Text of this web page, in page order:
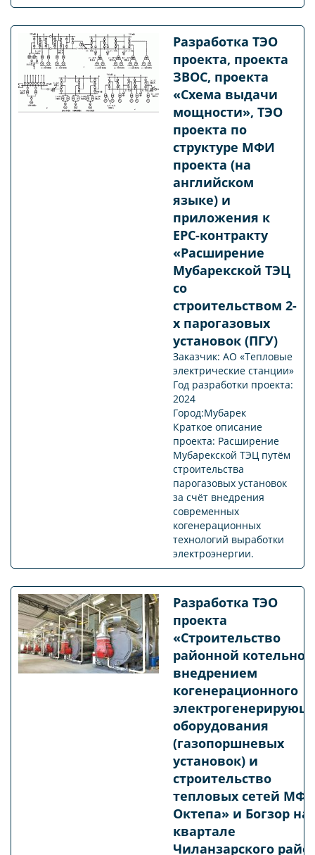
Разработка ТЭО
проекта, проекта
ЗВОС, проекта
«Схема выдачи
мощности», ТЭО
проекта по
структуре МФИ
проекта (на
английском
языке) и
приложения к
ЕPС-контракту
«Расширение
Мубарекской ТЭЦ
со
строительством 2-
х парогазовых
установок (ПГУ)
Заказчик: АО «Тепловые
электрические станции»
Год разработки проекта:
2024
Город:Мубарек
Краткое описание
проекта: Расширение
Мубарекской ТЭЦ путём
строительства
парогазовых установок
за счёт внедрения
современных
когенерационных
технологий выработки
электроэнергии.
Разработка ТЭО
проекта
«Строительство
районной
внедрением
когенерационного
оборудования
(газопоршневых
установок) и
строительство
тепловых сетей
Октепа» и Богзор на
квартале
Чиланзарского